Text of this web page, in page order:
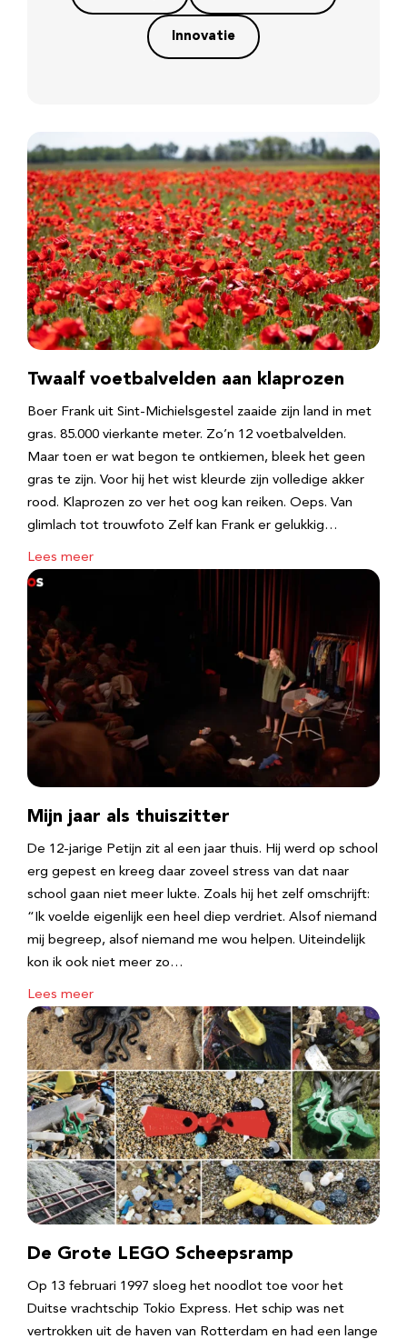
Innovatie
Twaalf voetbalvelden aan klaprozen
Boer Frank uit Sint-Michielsgestel zaaide zijn land in met
gras. 85.000 vierkante meter. Zo’n 12 voetbalvelden.
Maar toen er wat begon te ontkiemen, bleek het geen
gras te zijn. Voor hij het wist kleurde zijn volledige akker
rood. Klaprozen zo ver het oog kan reiken. Oeps. Van
glimlach tot trouwfoto Zelf kan Frank er gelukkig…
Lees meer
Mijn jaar als thuiszitter
De 12-jarige Petijn zit al een jaar thuis. Hij werd op school
erg gepest en kreeg daar zoveel stress van dat naar
school gaan niet meer lukte. Zoals hij het zelf omschrijft:
“Ik voelde eigenlijk een heel diep verdriet. Alsof niemand
mij begreep, alsof niemand me wou helpen. Uiteindelijk
kon ik ook niet meer zo…
Lees meer
De Grote LEGO Scheepsramp
Op 13 februari 1997 sloeg het noodlot toe voor het
Duitse vrachtschip Tokio Express. Het schip was net
vertrokken uit de haven van Rotterdam en had een lange